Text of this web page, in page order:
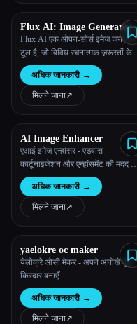
Flux AI: Image Generator
With Flux.1
Flux AI एक ओपन-सोर्स इमेज जनरेशन
टूल है, जो विविध रचनात्मक ज़रूरतों के
लिए विभिन्न मॉडल विकल्पों के साथ
सटीकता, जटिलता और यथार्थवाद की
पेशकश करता है।
अधिक जानकारी →
मिलने जाना↗︎
AI Image Enhancer
एआई इमेज एन्हांसर - एडवांस
कार्टूनाइजेशन और एन्हांसमेंट की मदद से
फ़ोटो और वीडियो ट्रांसफॉर्म करें
अधिक जानकारी →
मिलने जाना↗︎
yaelokre oc maker
येलोक्रे ओसी मेकर - अपने अनोखे मूल
किरदार बनाएँ
अधिक जानकारी →
मिलने जाना↗︎